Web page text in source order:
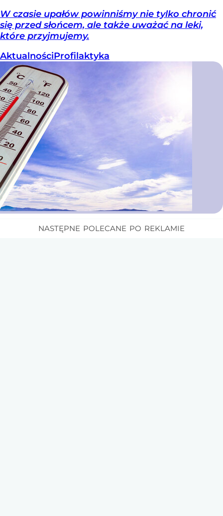
W czasie upałów powinniśmy nie tylko chronić
się przed słońcem, ale także uważać na leki,
które przyjmujemy.
AktualnościProfilaktyka